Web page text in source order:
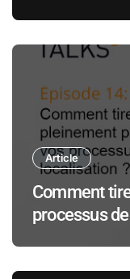
Article
Comment
processus